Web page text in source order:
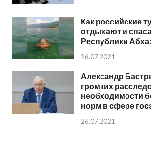
Как российские
отдыхают и
Республики
26.07.2021
Александр
громких
необходимости
норм в сфере
26.07.2021